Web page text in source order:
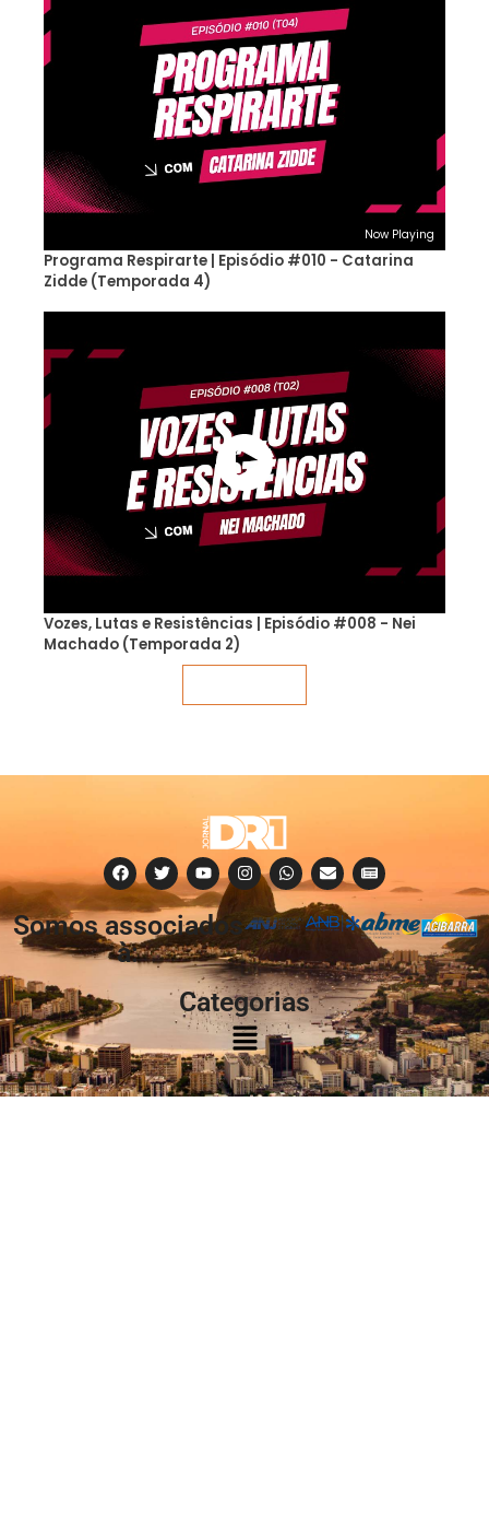
Now Playing
Programa Respirarte | Episódio #010 - Catarina
Zidde (Temporada 4)
Vozes, Lutas e Resistências | Episódio #008 - Nei
Machado (Temporada 2)
Somos associados
à:
Categorias